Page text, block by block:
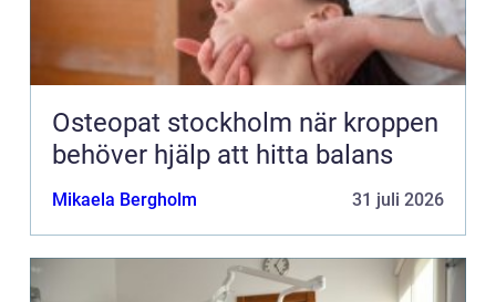
Osteopat stockholm när kroppen
behöver hjälp att hitta balans
Mikaela Bergholm 31 juli 2026